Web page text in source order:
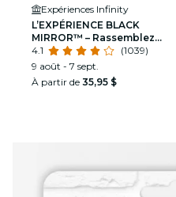
Expériences Infinity
L’EXPÉRIENCE BLACK
MIRROR™ – Rassemblez
votre équipe. Plongez dans
l’intrigue
4.1
(1039)
9 août - 7 sept.
À partir de 35,95 $